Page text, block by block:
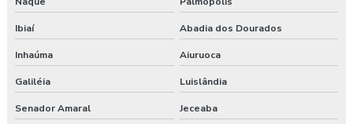
Ibiaí Abadia dos Dourados
Inhaúma Aiuruoca
Galiléia Luislândia
Senador Amaral Jeceaba